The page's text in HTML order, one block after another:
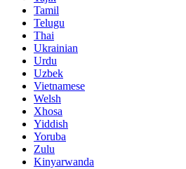
Tamil
Telugu
Thai
Ukrainian
Urdu
Uzbek
Vietnamese
Welsh
Xhosa
Yiddish
Yoruba
Zulu
Kinyarwanda